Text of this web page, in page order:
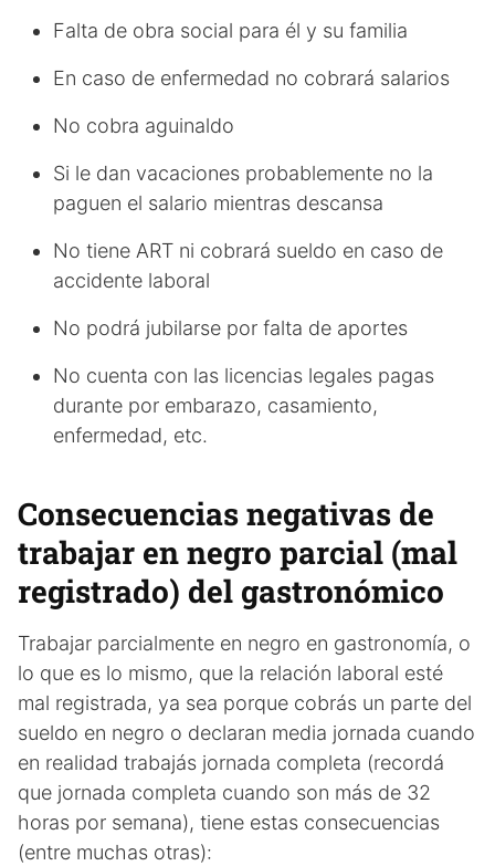
Falta de obra social para él y su familia
En caso de enfermedad no cobrará salarios
No cobra aguinaldo
Si le dan vacaciones probablemente no la
paguen el salario mientras descansa
No tiene ART ni cobrará sueldo en caso de
accidente laboral
No podrá jubilarse por falta de aportes
No cuenta con las licencias legales pagas
durante por embarazo, casamiento,
enfermedad, etc.
Consecuencias negativas de
trabajar en negro parcial (mal
registrado) del gastronómico
Trabajar parcialmente en negro en gastronomía, o
lo que es lo mismo, que la relación laboral esté
mal registrada, ya sea porque cobrás un parte del
sueldo en negro o declaran media jornada cuando
en realidad trabajás jornada completa (recordá
que jornada completa cuando son más de 32
horas por semana), tiene estas consecuencias
(entre muchas otras):